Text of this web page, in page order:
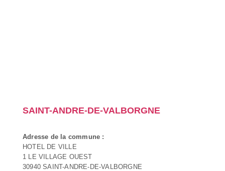
SAINT-ANDRE-DE-VALBORGNE
Adresse de la commune :
HOTEL DE VILLE
1 LE VILLAGE OUEST
30940 SAINT-ANDRE-DE-VALBORGNE